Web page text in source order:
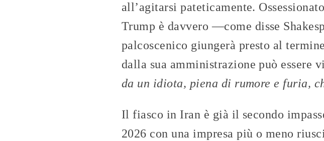
all’agitarsi pateticamente.
Trump è davvero —come disse
palcoscenico giungerà presto al
dalla sua amministrazione può essere
da un idiota, piena di rumore e furia,
Il fiasco in Iran è già il secondo
2026 con una impresa più o meno